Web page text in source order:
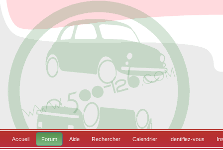
Accueil Forum Aide Rechercher Calendrier Identifiez-vous